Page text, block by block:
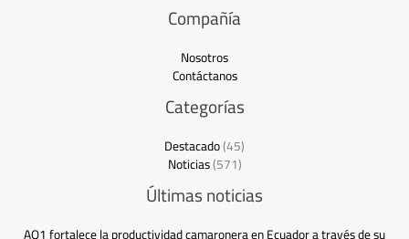
Compañía
Nosotros
Contáctanos
Categorías
Destacado(45)
Noticias(571)
Últimas noticias